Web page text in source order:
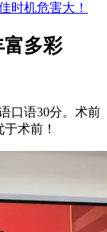
时机危害大！
富多彩
口语30分。术前
术前！